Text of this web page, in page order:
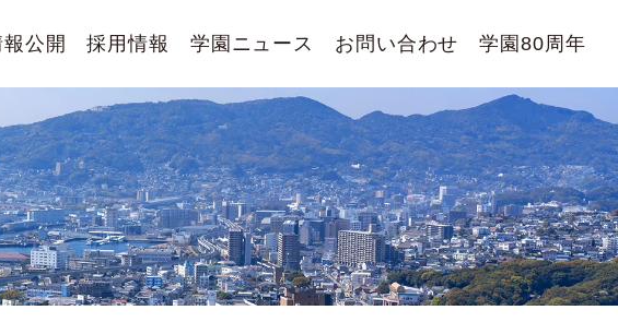
公開 採用情報 学園ニュース お問い合わせ 学園80周年